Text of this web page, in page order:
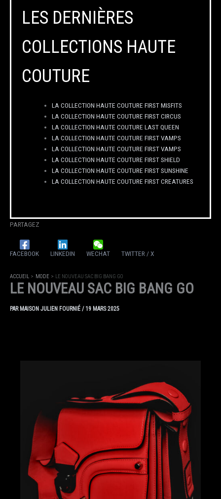
LES DERNIÈRES
COLLECTIONS HAUTE
COUTURE
LA COLLECTION HAUTE COUTURE FIRST MISFITS
LA COLLECTION HAUTE COUTURE FIRST CIRCUS
LA COLLECTION HAUTE COUTURE LAST QUEEN
LA COLLECTION HAUTE COUTURE FIRST VAMPS
LA COLLECTION HAUTE COUTURE FIRST VAMPS
LA COLLECTION HAUTE COUTURE FIRST SHIELD
LA COLLECTION HAUTE COUTURE FIRST SUNSHINE
LA COLLECTION HAUTE COUTURE FIRST CREATURES
PARTAGEZ
FACEBOOK LINKEDIN WECHAT TWITTER / X
ACCUEIL MODE LE NOUVEAU SAC BIG BANG GO
LE NOUVEAU SAC BIG BANG GO
PAR MAISON JULIEN FOURNIÉ /19 MARS 2025